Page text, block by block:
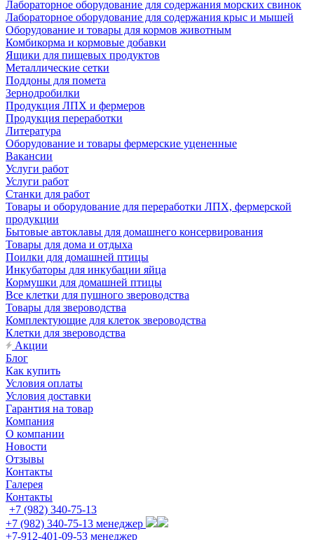
Лабораторное оборудование для содержания морских свинок
Лабораторное оборудование для содержания крыс и мышей
Оборудование и товары для кормов животным
Комбикорма и кормовые добавки
Ящики для пищевых продуктов
Металлические сетки
Поддоны для помета
Зернодробилки
Продукция ЛПХ и фермеров
Продукция переработки
Литература
Оборудование и товары фермерские уцененные
Вакансии
Услуги работ
Услуги работ
Станки для работ
Товары и оборудование для переработки ЛПХ, фермерской
продукции
Бытовые автоклавы для домашнего консервирования
Товары для дома и отдыха
Поилки для домашней птицы
Инкубаторы для инкубации яйца
Кормушки для домашней птицы
Все клетки для пушного звероводства
Товары для звероводства
Комплектующие для клеток звероводства
Клетки для звероводства
Акции
Блог
Как купить
Условия оплаты
Условия доставки
Гарантия на товар
Компания
О компании
Новости
Отзывы
Контакты
Галерея
Контакты
+7 (982) 340-75-13
+7 (982) 340-75-13 менеджер
+7-912-401-09-53 менеджер